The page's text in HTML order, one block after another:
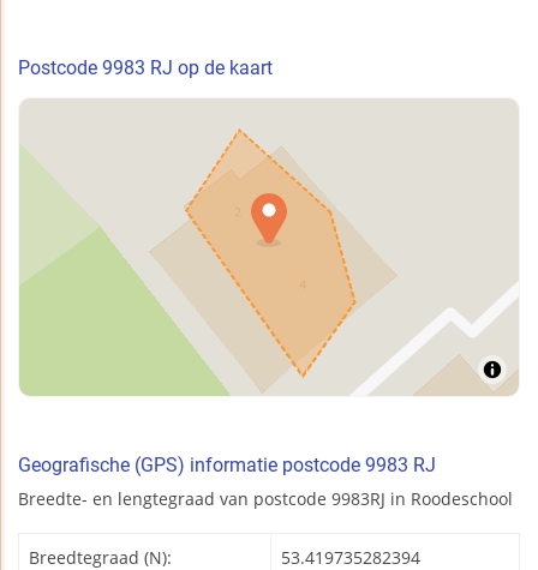
Postcode 9983 RJ op de kaart
Geografische (GPS) informatie postcode 9983 RJ
Breedte- en lengtegraad van postcode 9983RJ in Roodeschool
Breedtegraad (N): 53.419735282394